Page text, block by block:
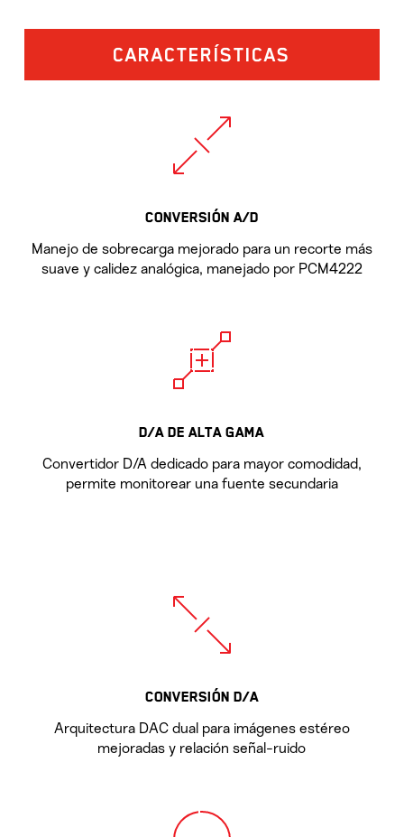
CARACTERÍSTICAS
CONVERSIÓN A/D
Manejo de sobrecarga mejorado para un recorte más
suave y calidez analógica, manejado por PCM4222
D/A DE ALTA GAMA
Convertidor D/A dedicado para mayor comodidad,
permite monitorear una fuente secundaria
CONVERSIÓN D/A
Arquitectura DAC dual para imágenes estéreo
mejoradas y relación señal-ruido